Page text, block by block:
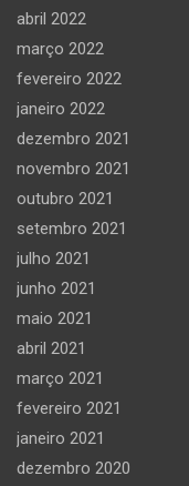
abril 2022
março 2022
fevereiro 2022
janeiro 2022
dezembro 2021
novembro 2021
outubro 2021
setembro 2021
julho 2021
junho 2021
maio 2021
abril 2021
março 2021
fevereiro 2021
janeiro 2021
dezembro 2020